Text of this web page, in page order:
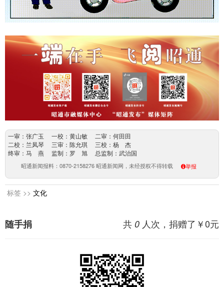
一审：张广玉 一校：黄山敏 二审：何田田
二校：兰凤琴 三审：陈允琪 三校：杨 杰
终审：马 燕 监制：罗 旭 总监制：武治国
昭通新闻报料：0870-2158276 昭通新闻网，未经授权不得转载 举报
标签 >> 文化
共 0 人次，捐赠了￥0元
随手捐